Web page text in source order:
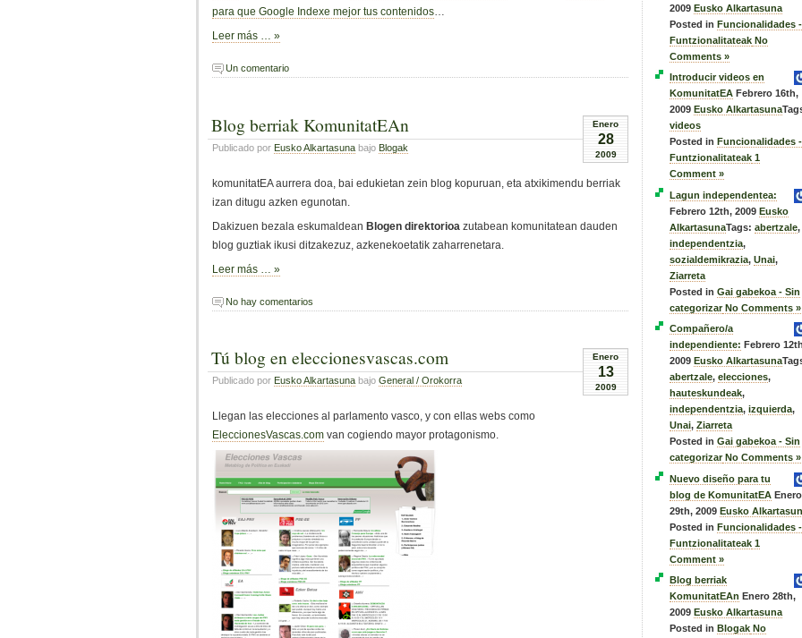
para que Google Indexe mejor tus contenidos…
Leer más … »
Un comentario
Enero
28
2009
Blog berriak KomunitatEAn
Publicado por Eusko Alkartasuna bajo Blogak
komunitatEA aurrera doa, bai edukietan zein blog kopuruan, eta atxikimendu berriak
izan ditugu azken egunotan.
Dakizuen bezala eskumaldean Blogen direktorioa zutabean komunitatean dauden
blog guztiak ikusi ditzakezuz, azkenekoetatik zaharrenetara.
Leer más … »
No hay comentarios
Enero
13
2009
Tú blog en eleccionesvascas.com
Publicado por Eusko Alkartasuna bajo General / Orokorra
Llegan las elecciones al parlamento vasco, y con ellas webs como
EleccionesVascas.com van cogiendo mayor protagonismo.
2009 Eusko Alkartasuna
Posted in Funcionalidades -
Funtzionalitateak No
Comments »
Introducir videos en
KomunitatEA Febrero 16th,
2009 Eusko Alkartasuna
videos
Posted in Funcionalidades -
Funtzionalitateak 1
Comment »
Lagun independentea:
Febrero 12th, 2009 Eusko
AlkartasunaTags: abertzale,
independentzia,
sozialdemikrazia, Unai,
Ziarreta
Posted in Gai gabekoa - Sin
categorizarNo Comments »
Compañero/a
independiente: Febrero
2009 Eusko Alkartasuna
abertzale, elecciones,
hauteskundeak,
independentzia, izquierda,
Unai, Ziarreta
Posted in Gai gabekoa - Sin
categorizarNo Comments »
Nuevo diseño para tu
blog de KomunitatEA Enero
29th, 2009 Eusko
Posted in Funcionalidades -
Funtzionalitateak 1
Comment »
Blog berriak
KomunitatEAn Enero 28th,
2009 Eusko Alkartasuna
Posted in Blogak No